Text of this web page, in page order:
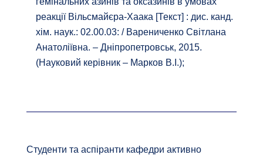
реакції Вільсмайєра-Хаака [Текст] : дис. канд.
хім. наук.: 02.00.03: / Варениченко Світлана
Анатоліївна. – Дніпропетровськ, 2015.
(Науковий керівник – Марков В.І.);
Студенти та аспіранти кафедри активно